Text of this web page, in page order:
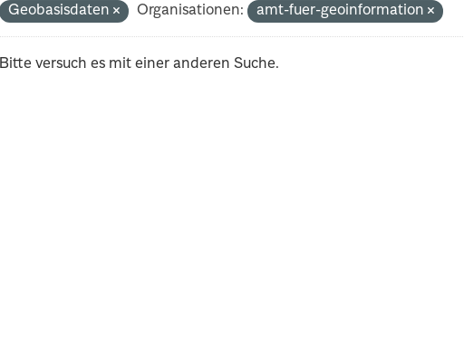
Geobasisdaten
Organisationen: amt-fuer-geoinformation
Bitte versuch es mit einer anderen Suche.